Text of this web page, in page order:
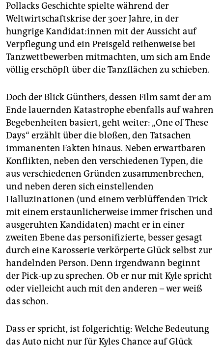
Pollacks Geschichte spielte während der
Weltwirtschaftskrise der 30er Jahre, in der
hungrige Kan­di­da­t:in­nen mit der Aussicht auf
Verpflegung und ein Preisgeld reihenweise bei
Tanzwettbewerben mitmachten, um sich am Ende
völlig erschöpft über die Tanzflächen zu schieben.
Doch der Blick Günthers, dessen Film samt der am
Ende lauernden Katastrophe ebenfalls auf wahren
Begebenheiten basiert, geht weiter: „One of These
Days“ erzählt über die bloßen, den Tatsachen
immanenten Fakten hinaus. Neben erwartbaren
Konflikten, neben den verschiedenen Typen, die
aus verschiedenen Gründen zusammenbrechen,
und neben deren sich einstellenden
Halluzinationen (und einem verblüffenden Trick
mit einem erstaunlicherweise immer frischen und
ausgeruhten Kandidaten) macht er in einer
zweiten Ebene das personifizierte, besser gesagt
durch eine Karosserie verkörperte Glück selbst zur
handelnden Person. Denn irgendwann beginnt
der Pick-up zu sprechen. Ob er nur mit Kyle spricht
oder vielleicht auch mit den anderen – wer weiß
das schon.
Dass er spricht, ist folgerichtig: Welche Bedeutung
das Auto nicht nur für Kyles Chance auf Glück